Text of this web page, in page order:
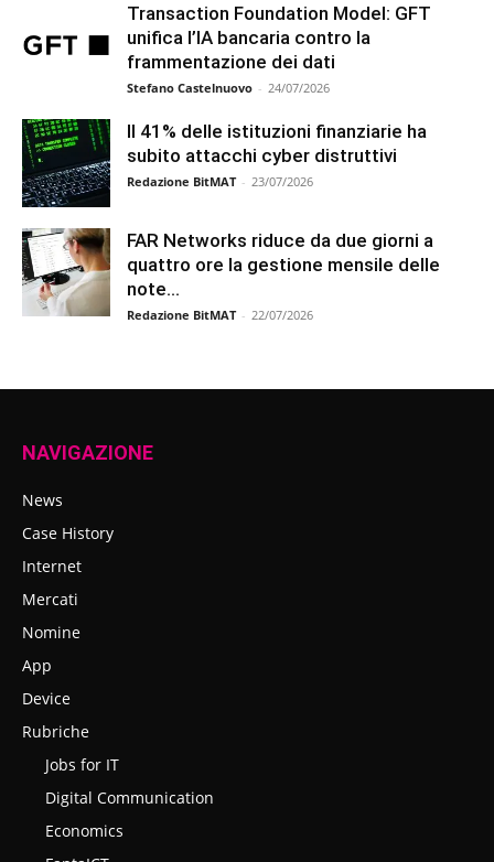
Transaction Foundation Model: GFT
unifica l’IA bancaria contro la
frammentazione dei dati
Stefano Castelnuovo - 24/07/2026
Il 41% delle istituzioni finanziarie ha
subito attacchi cyber distruttivi
Redazione BitMAT - 23/07/2026
FAR Networks riduce da due giorni a
quattro ore la gestione mensile delle
note...
Redazione BitMAT - 22/07/2026
NAVIGAZIONE
News
Case History
Internet
Mercati
Nomine
App
Device
Rubriche
Jobs for IT
Digital Communication
Economics